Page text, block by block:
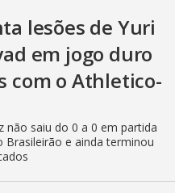
lesões de Yuri
em jogo duro
com o Athletico-
não saiu do 0 a 0 em partida
Brasileirão e ainda terminou